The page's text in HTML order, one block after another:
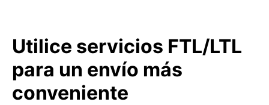
Utilice servicios FTL/LTL
para un envío más
conveniente